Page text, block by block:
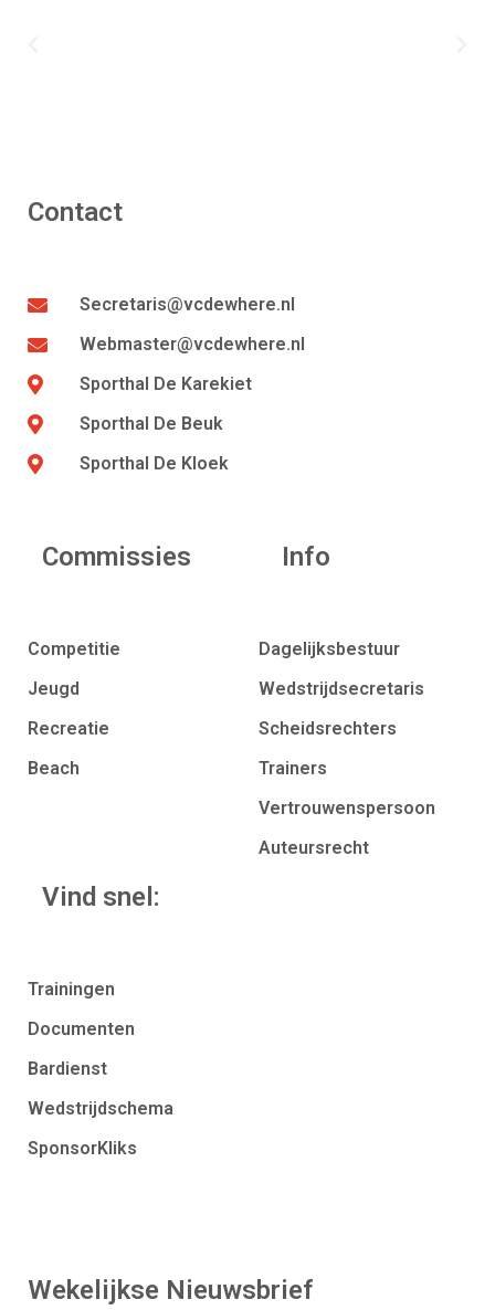
Contact
Secretaris@vcdewhere.nl
Webmaster@vcdewhere.nl
Sporthal De Karekiet
Sporthal De Beuk
Sporthal De Kloek
Commissies
Competitie
Jeugd
Recreatie
Beach
Info
Dagelijksbestuur
Wedstrijdsecretaris
Scheidsrechters
Trainers
Vertrouwenspersoon
Auteursrecht
Vind snel:
Trainingen
Documenten
Bardienst
Wedstrijdschema
SponsorKliks
Wekelijkse Nieuwsbrief